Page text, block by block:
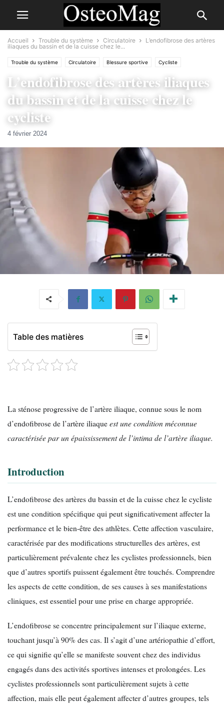
Accueil Trouble du système Circulatoire
L’endofibrose des artères
iliaques du bassin et de la cuisse chez le...
Trouble du système Circulatoire Blessure sportive Cycliste
L’endofibrose des artères iliaques
du bassin et de la cuisse chez le
cycliste
4 février 2024
Table des matières
La sténose progressive de l’artère iliaque, connue sous le nom
d’endofibrose de l’artère iliaqueest une condition méconnue
caractérisée par un épaississement de l’intima de l’artère iliaque.
Introduction
L’endofibrose des artères du bassin et de la cuisse chez le cycliste
est une condition spécifique qui peut significativement affecter la
performance et le bien-être des athlètes. Cette affection vasculaire,
caractérisée par des modifications structurelles des artères, est
particulièrement prévalente chez les cyclistes professionnels, bien
que d’autres sportifs puissent également être touchés. Comprendre
les aspects de cette condition, de ses causes à ses manifestations
cliniques, est essentiel pour une prise en charge appropriée.
L’endofibrose se concentre principalement sur l’iliaque externe,
touchant jusqu’à 90% des cas. Il s’agit d’une artériopathie d’effort,
ce qui signifie qu’elle se manifeste souvent chez des individus
engagés dans des activités sportives intenses et prolongées. Les
cyclistes professionnels sont particulièrement sujets à cette
affection, mais elle peut également affecter d’autres groupes, tels